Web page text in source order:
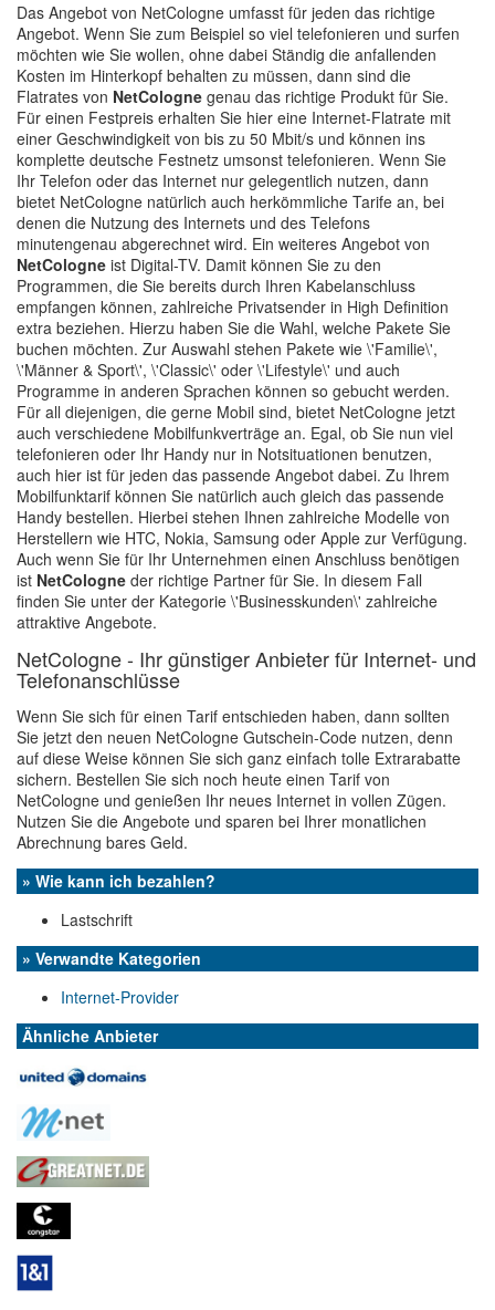
Das Angebot von NetCologne umfasst für jeden das richtige
Angebot. Wenn Sie zum Beispiel so viel telefonieren und surfen
möchten wie Sie wollen, ohne dabei Ständig die anfallenden
Kosten im Hinterkopf behalten zu müssen, dann sind die
Flatrates von NetCologne genau das richtige Produkt für Sie.
Für einen Festpreis erhalten Sie hier eine Internet-Flatrate mit
einer Geschwindigkeit von bis zu 50 Mbit/s und können ins
komplette deutsche Festnetz umsonst telefonieren. Wenn Sie
Ihr Telefon oder das Internet nur gelegentlich nutzen, dann
bietet NetCologne natürlich auch herkömmliche Tarife an, bei
denen die Nutzung des Internets und des Telefons
minutengenau abgerechnet wird. Ein weiteres Angebot von
NetCologne ist Digital-TV. Damit können Sie zu den
Programmen, die Sie bereits durch Ihren Kabelanschluss
empfangen können, zahlreiche Privatsender in High Definition
extra beziehen. Hierzu haben Sie die Wahl, welche Pakete Sie
buchen möchten. Zur Auswahl stehen Pakete wie \'Familie\',
\'Männer & Sport\', \'Classic\' oder \'Lifestyle\' und auch
Programme in anderen Sprachen können so gebucht werden.
Für all diejenigen, die gerne Mobil sind, bietet NetCologne jetzt
auch verschiedene Mobilfunkverträge an. Egal, ob Sie nun viel
telefonieren oder Ihr Handy nur in Notsituationen benutzen,
auch hier ist für jeden das passende Angebot dabei. Zu Ihrem
Mobilfunktarif können Sie natürlich auch gleich das passende
Handy bestellen. Hierbei stehen Ihnen zahlreiche Modelle von
Herstellern wie HTC, Nokia, Samsung oder Apple zur Verfügung.
Auch wenn Sie für Ihr Unternehmen einen Anschluss benötigen
ist NetCologne der richtige Partner für Sie. In diesem Fall
finden Sie unter der Kategorie \'Businesskunden\' zahlreiche
attraktive Angebote.
NetCologne - Ihr günstiger Anbieter für Internet- und
Telefonanschlüsse
Wenn Sie sich für einen Tarif entschieden haben, dann sollten
Sie jetzt den neuen NetCologne Gutschein-Code nutzen, denn
auf diese Weise können Sie sich ganz einfach tolle Extrarabatte
sichern. Bestellen Sie sich noch heute einen Tarif von
NetCologne und genießen Ihr neues Internet in vollen Zügen.
Nutzen Sie die Angebote und sparen bei Ihrer monatlichen
Abrechnung bares Geld.
» Wie kann ich bezahlen?
Lastschrift
» Verwandte Kategorien
Internet-Provider
Ähnliche Anbieter